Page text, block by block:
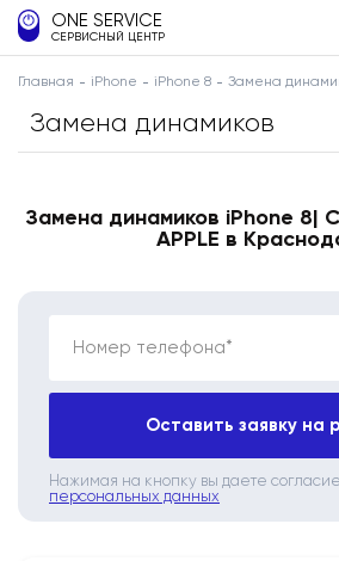
ONE SERVICE
СЕРВИСНЫЙ ЦЕНТР
Главная iPhone iPhone 8 Замена
Замена динамиков
Замена динамиков iPhone 8|
APPLE в
Номер телефона*
Оставить заявку на
Нажимая на кнопку вы даете
персональных данных